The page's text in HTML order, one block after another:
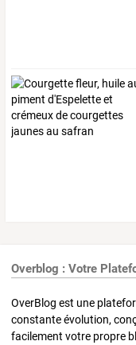
Overblog : Votre
OverBlog est une
constante évolution,
facilement votre propre